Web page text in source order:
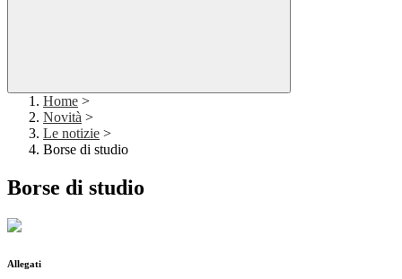
Home >
Novità >
Le notizie >
Borse di studio
Borse di studio
Allegati